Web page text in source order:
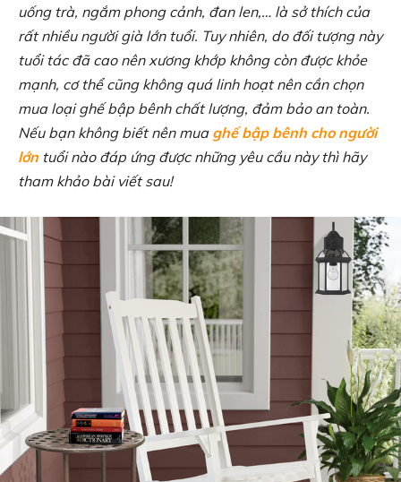
uống trà, ngắm phong cảnh, đan len,… là sở thích của
rất nhiều người già lớn tuổi. Tuy nhiên, do đối tượng này
tuổi tác đã cao nên xương khớp không còn được khỏe
mạnh, cơ thể cũng không quá linh hoạt nên cần chọn
mua loại ghế bập bênh chất lượng, đảm bảo an toàn.
Nếu bạn không biết nên mua ghế bập bênh cho người
lớn tuổi nào đáp ứng được những yêu cầu này thì hãy
tham khảo bài viết sau!